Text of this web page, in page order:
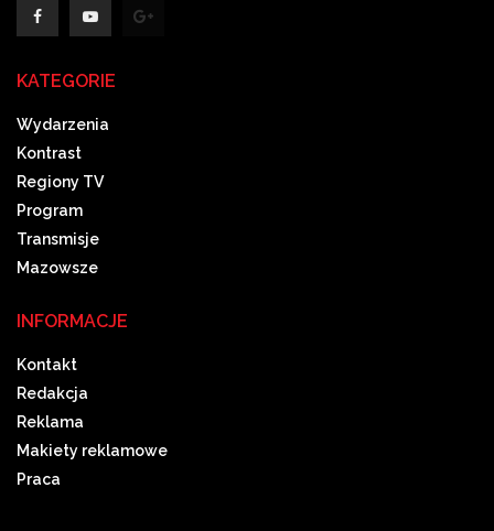
KATEGORIE
Wydarzenia
Kontrast
Regiony TV
Program
Transmisje
Mazowsze
INFORMACJE
Kontakt
Redakcja
Reklama
Makiety reklamowe
Praca